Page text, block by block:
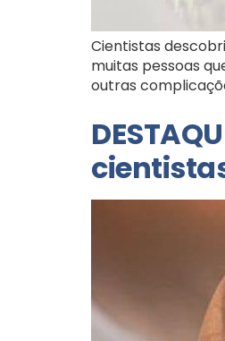
Cientistas
muitas pessoas
outras